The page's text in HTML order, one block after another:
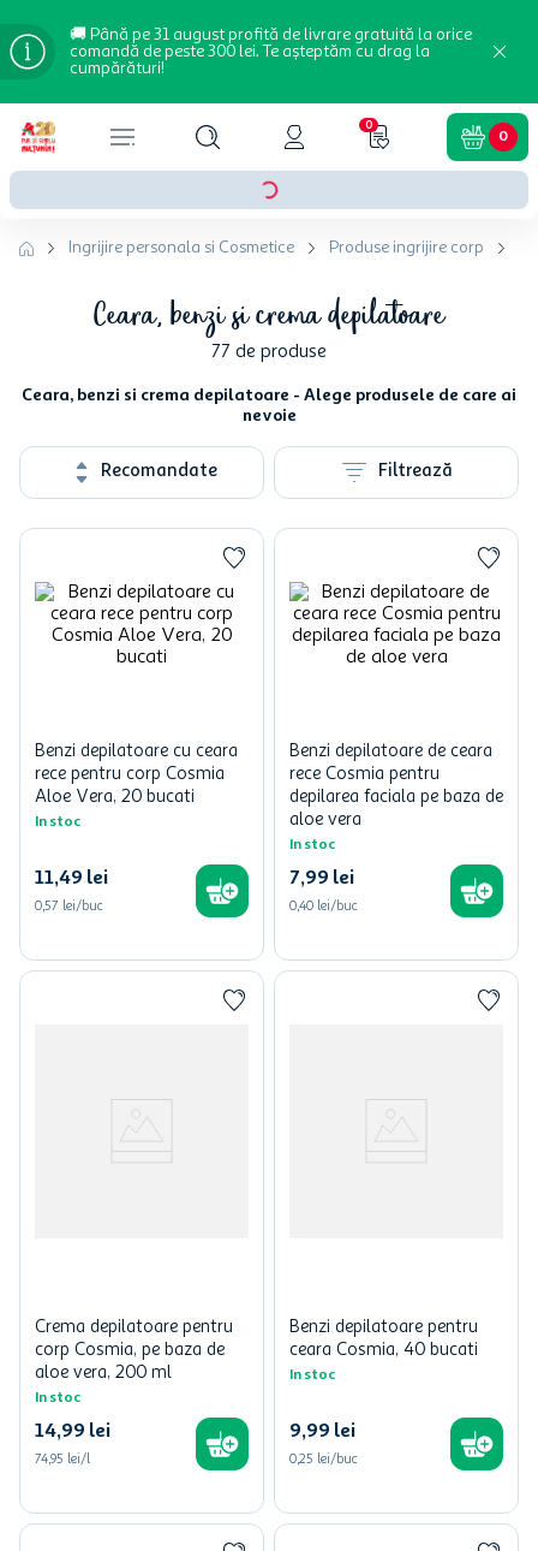
🚚 Până pe 31 august profită de livrare gratuită la orice
comandă de peste 300 lei. Te așteptăm cu drag la
cumpărături!
0
0
Ingrijire personala si Cosmetice Produse ingrijire corp
Ceara, benzi si crema depilatoare
77 de produse
Ceara, benzi si crema depilatoare - Alege produsele de care ai
nevoie
Recomandate Filtrează
Benzi depilatoare cu ceara
rece pentru corp Cosmia
Aloe Vera, 20 bucati
In stoc
11,49 lei
0,57 lei/buc
Benzi depilatoare de ceara
rece Cosmia pentru
depilarea faciala pe baza de
aloe vera
In stoc
7,99 lei
0,40 lei/buc
Crema depilatoare pentru
corp Cosmia, pe baza de
aloe vera, 200 ml
In stoc
14,99 lei
74,95 lei/l
Benzi depilatoare pentru
ceara Cosmia, 40 bucati
In stoc
9,99 lei
0,25 lei/buc